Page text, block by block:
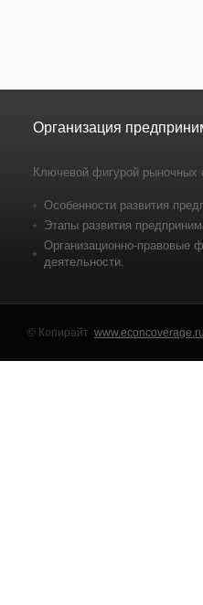
Организация
Ключевой фигурой рыночных
Особенности развития
Этапы развития
Организационно-правовые
деятельности.
© Копирайт www.econcoverage.ru